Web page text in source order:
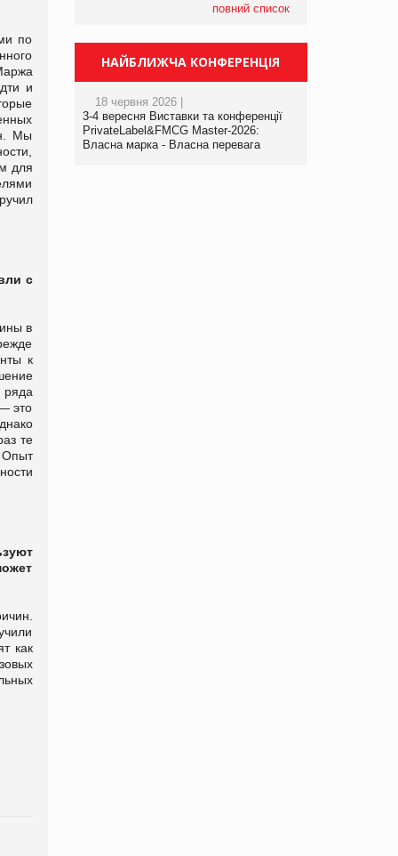
по
и
Мы
для
с
в
к
это
те
Опыт
как
повний список
НАЙБЛИЖЧА КОНФЕРЕНЦІЯ
18 червня 2026 |
3-4 вересня Виставки та конференції
PrivateLabel&FMCG Master-2026:
Власна марка - Власна перевага